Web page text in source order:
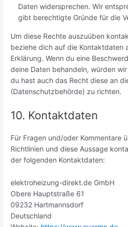
Daten widersprechen. Wir
gibt berechtigte Gründe für die
Um diese Rechte auszuüben
beziehe dich auf die Kontaktdaten
Erklärung. Wenn du eine
deine Daten behandeln, würden
du hast auch das Recht diese an
(Datenschutzbehörde) zu richten.
10. Kontaktdaten
Für Fragen und/oder Kommentare
Richtlinien und diese Aussage
der folgenden Kontaktdaten:
elektroheizung-direkt.de GmbH
Obere Hauptstraße 61
09232 Hartmannsdorf
Deutschland